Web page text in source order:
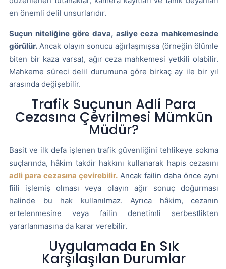
en önemli delil unsurlarıdır.
Suçun niteliğine göre dava, asliye ceza mahkemesinde
görülür. Ancak olayın sonucu ağırlaşmışsa (örneğin ölümle
biten bir kaza varsa), ağır ceza mahkemesi yetkili olabilir.
Mahkeme süreci delil durumuna göre birkaç ay ile bir yıl
arasında değişebilir.
Trafik Suçunun Adli Para
Cezasına Çevrilmesi Mümkün
Müdür?
Basit ve ilk defa işlenen trafik güvenliğini tehlikeye sokma
suçlarında, hâkim takdir hakkını kullanarak hapis cezasını
adli para cezasına çevirebilir. Ancak failin daha önce aynı
fiili işlemiş olması veya olayın ağır sonuç doğurması
halinde bu hak kullanılmaz. Ayrıca hâkim, cezanın
ertelenmesine veya failin denetimli serbestlikten
yararlanmasına da karar verebilir.
Uygulamada En Sık
Karşılaşılan Durumlar